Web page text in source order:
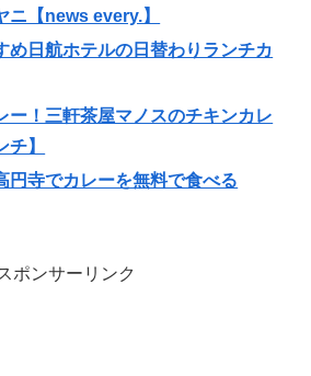
ニ【news every.】
め日航ホテルの日替わりランチカ
ー！三軒茶屋マノスのチキンカレ
】
円寺でカレーを無料で食べる
ポンサーリンク